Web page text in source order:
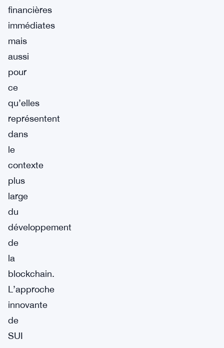
financières
immédiates
mais
aussi
pour
ce
qu’elles
représentent
dans
le
contexte
plus
large
du
développement
de
la
blockchain.
L’approche
innovante
de
SUI